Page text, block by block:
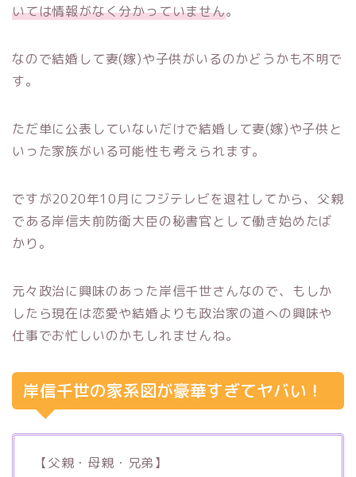
いては情報がなく分かっていません。
なので結婚して妻(嫁)や子供がいるのかどうかも不明で
す。
ただ単に公表していないだけで結婚して妻(嫁)や子供と
いった家族がいる可能性も考えられます。
ですが2020年10月にフジテレビを退社してから、父親
である岸信夫前防衛大臣の秘書官として働き始めたば
かり。
元々政治に興味のあった岸信千世さんなので、もしか
したら現在は恋愛や結婚よりも政治家の道への興味や
仕事でお忙しいのかもしれませんね。
岸信千世の家系図が豪華すぎてヤバい！
【父親・母親・兄弟】